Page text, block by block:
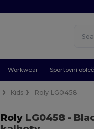
Workwear Sportovní
Kids Roly LG0458
RolyLG0458 -